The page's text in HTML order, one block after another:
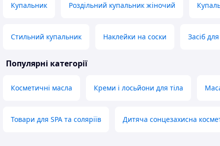
Купальник Роздільний купальник жіночий
Стильний купальник Наклейки на соски Засіб
Популярні категорії
Косметичні масла Креми і лосьйони для тіла
Товари для SPA та соляріїв Дитяча сонцезахисна